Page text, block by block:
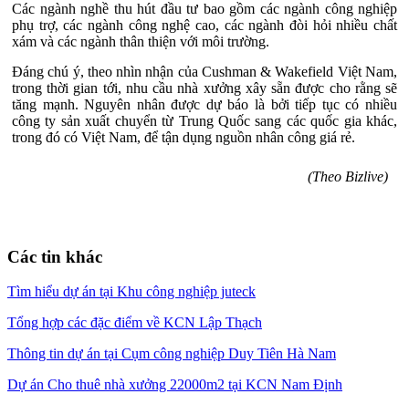
Các ngành nghề thu hút đầu tư bao gồm các ngành công nghiệp
phụ trợ, các ngành công nghệ cao, các ngành đòi hỏi nhiều chất
xám và các ngành thân thiện với môi trường.
Đáng chú ý, theo nhìn nhận của Cushman & Wakefield Việt Nam,
trong thời gian tới, nhu cầu nhà xưởng xây sẵn được cho rằng sẽ
tăng mạnh. Nguyên nhân được dự báo là bởi tiếp tục có nhiều
công ty sản xuất chuyển từ Trung Quốc sang các quốc gia khác,
trong đó có Việt Nam, để tận dụng nguồn nhân công giá rẻ.
(Theo Bizlive)
Các tin khác
Tìm hiểu dự án tại Khu công nghiệp juteck
Tổng hợp các đặc điểm về KCN Lập Thạch
Thông tin dự án tại Cụm công nghiệp Duy Tiên Hà Nam
Dự án Cho thuê nhà xưởng 22000m2 tại KCN Nam Định